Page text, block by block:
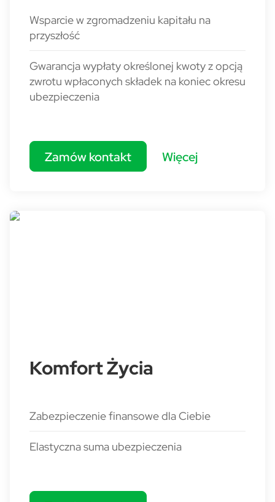
Wsparcie w zgromadzeniu kapitału na
przyszłość
Gwarancja wypłaty określonej kwoty z opcją
zwrotu wpłaconych składek na koniec okresu
ubezpieczenia
Zamów kontakt Więcej
Komfort Życia
Zabezpieczenie finansowe dla Ciebie
Elastyczna suma ubezpieczenia